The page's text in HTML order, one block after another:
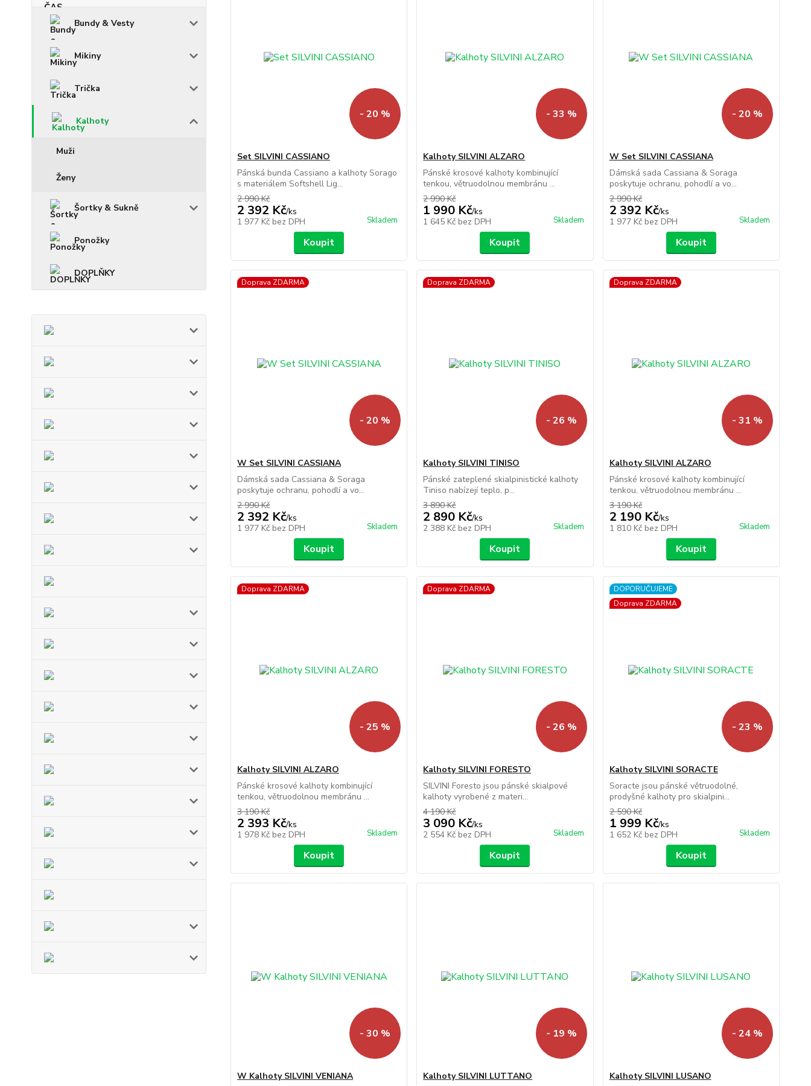
Bundy & Vesty
Mikiny
Trička
Kalhoty
Muži
Ženy
Šortky & Sukně
Ponožky
DOPLŇKY
- 20 %
Set SILVINI CASSIANO
Pánská bunda Cassiano a kalhoty Sorago
s materiálem Softshell Lig...
2 990 Kč
2 392 Kč/ks
1 977 Kč bez DPH Skladem
Koupit
- 33 %
Kalhoty SILVINI ALZARO
Pánské krosové kalhoty kombinující
tenkou, větruodolnou membránu ...
2 990 Kč
1 990 Kč/ks
1 645 Kč bez DPH Skladem
Koupit
- 20 %
W Set SILVINI CASSIANA
Dámská sada Cassiana & Soraga
poskytuje ochranu, pohodlí a vo...
2 990 Kč
2 392 Kč/ks
1 977 Kč bez DPH Skladem
Koupit
Doprava ZDARMA
- 20 %
W Set SILVINI CASSIANA
Dámská sada Cassiana & Soraga
poskytuje ochranu, pohodlí a vo...
2 990 Kč
2 392 Kč/ks
1 977 Kč bez DPH Skladem
Koupit
Doprava ZDARMA
- 26 %
Kalhoty SILVINI TINISO
Pánské zateplené skialpinistické kalhoty
Tiniso nabízejí teplo, p...
3 890 Kč
2 890 Kč/ks
2 388 Kč bez DPH Skladem
Koupit
Doprava ZDARMA
- 31 %
Kalhoty SILVINI ALZARO
Pánské krosové kalhoty kombinující
tenkou, větruodolnou membránu ...
3 190 Kč
2 190 Kč/ks
1 810 Kč bez DPH Skladem
Koupit
Doprava ZDARMA
- 25 %
Kalhoty SILVINI ALZARO
Pánské krosové kalhoty kombinující
tenkou, větruodolnou membránu ...
3 190 Kč
2 393 Kč/ks
1 978 Kč bez DPH Skladem
Koupit
Doprava ZDARMA
- 26 %
Kalhoty SILVINI FORESTO
SILVINI Foresto jsou pánské skialpové
kalhoty vyrobené z materi...
4 190 Kč
3 090 Kč/ks
2 554 Kč bez DPH Skladem
Koupit
DOPORUČUJEME
Doprava ZDARMA
- 23 %
Kalhoty SILVINI SORACTE
Soracte jsou pánské větruodolné,
prodyšné kalhoty pro skialpini...
2 590 Kč
1 999 Kč/ks
1 652 Kč bez DPH Skladem
Koupit
- 30 %
W Kalhoty SILVINI VENIANA
- 19 %
Kalhoty SILVINI LUTTANO
- 24 %
Kalhoty SILVINI LUSANO